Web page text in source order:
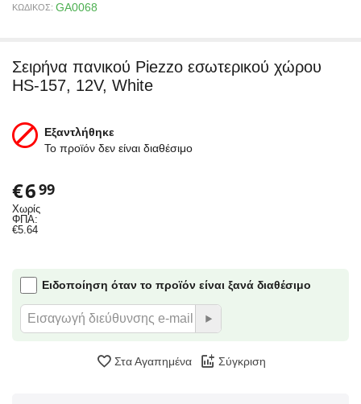
ΚΩΔΙΚΟΣ: GA0068
Σειρήνα πανικού Piezzo εσωτερικού χώρου
HS-157, 12V, White
Εξαντλήθηκε
Το προϊόν δεν είναι διαθέσιμο
€699
Χωρίς
ΦΠΑ:
€5.64
Ειδοποίηση όταν το προϊόν είναι ξανά διαθέσιμο
Στα Αγαπημένα Σύγκριση